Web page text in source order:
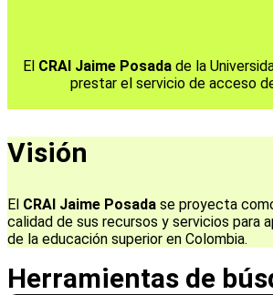
El CRAI Jaime Posada de la
prestar el servicio de acceso
Visión
El CRAI Jaime Posada se proyecta
calidad de sus recursos y servicios para
de la educación superior en Colombia.
Herramientas de